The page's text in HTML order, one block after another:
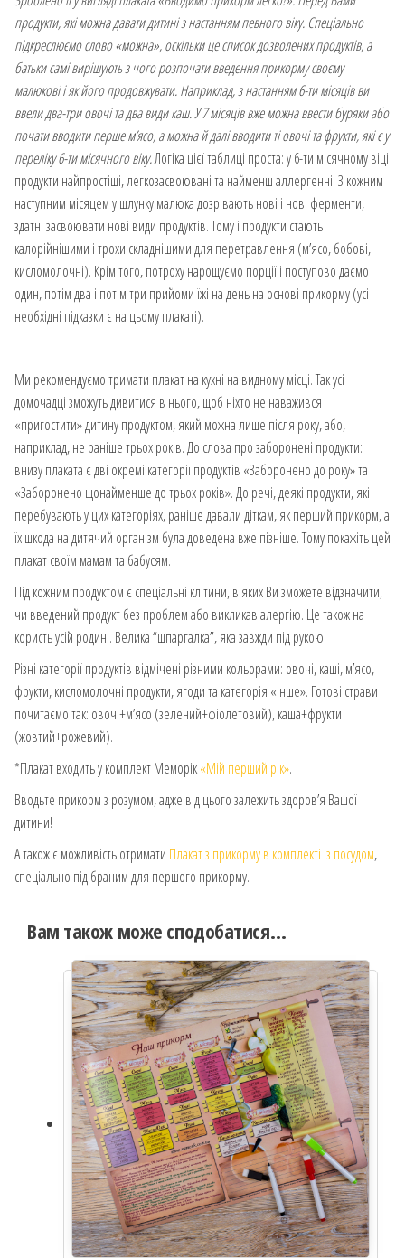
продукти, які можна давати дитині з настанням певного віку. Спеціально
підкреслюємо слово «можна», оскільки це список дозволених продуктів, а
батьки самі вирішують з чого розпочати введення прикорму своєму
малюкові і як його продовжувати. Наприклад, з настанням 6-ти місяців ви
ввели два-три овочі та два види каш. У 7 місяців вже можна ввести буряки або
почати вводити перше м’ясо, а можна й далі вводити ті овочі та фрукти, які є у
переліку 6-ти місячного віку.Логіка цієї таблиці проста: у 6-ти місячному віці
продукти найпростіші, легкозасвоювані та найменш аллергенні. З кожним
наступним місяцем у шлунку малюка дозрівають нові і нові ферменти,
здатні засвоювати нові види продуктів. Тому і продукти стають
калорійнішими і трохи складнішими для перетравлення (м’ясо, бобові,
кисломолочні). Крім того, потроху нарощуємо порції і поступово даємо
один, потім два і потім три прийоми їжі на день на основі прикорму (усі
необхідні підказки є на цьому плакаті).
Ми рекомендуємо тримати плакат на кухні на видному місці. Так усі
домочадці зможуть дивитися в нього, щоб ніхто не наважився
«пригостити» дитину продуктом, який можна лише після року, або,
наприклад, не раніше трьох років. До слова про заборонені продукти:
внизу плаката є дві окремі категорії продуктів «Заборонено до року» та
«Заборонено щонайменше до трьох років». До речі, деякі продукти, які
перебувають у цих категоріях, раніше давали діткам, як перший прикорм, а
їх шкода на дитячий організм була доведена вже пізніше. Тому покажіть цей
плакат своїм мамам та бабусям.
Під кожним продуктом є спеціальні клітини, в яких Ви зможете відзначити,
чи введений продукт без проблем або викликав алергію. Це також на
користь усій родині. Велика “шпаргалка”, яка завжди під рукою.
Різні категорії продуктів відмічені різними кольорами: овочі, каші, м’ясо,
фрукти, кисломолочні продукти, ягоди та категорія «інше». Готові страви
почитаємо так: овочі+м’ясо (зелений+фіолетовий), каша+фрукти
(жовтий+рожевий).
*Плакат входить у комплект Меморік«Мій перший рік».
Вводьте прикорм з розумом, адже від цього залежить здоров’я Вашої
дитини!
А також є можливість отримати Плакат з прикорму в комплекті із посудом,
спеціально підібраним для першого прикорму.
Вам також може сподобатися…